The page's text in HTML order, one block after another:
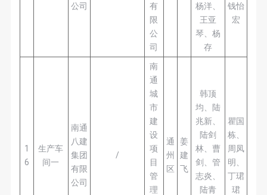
公司
有
限
公
司
杨洋、
王亚
琴、杨
存
钱怡
宏
1
6
生产车
间一
南通
八建
集团
有限
公司
/
南
通
城
市
建
设
项
目
管
理
通
州
区
姜
建
飞
韩顶
均、陆
兆新、
陆剑
林、曹
剑、管
志炎、
陆青
瞿国
栋、
周凤
明、
丁珺
珺